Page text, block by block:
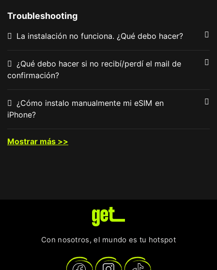
Troubleshooting
La instalación no funciona. ¿Qué debo hacer?
¿Qué debo hacer si no recibí/perdí el mail de
confirmación?
¿Cómo instalo manualmente mi eSIM en
iPhone?
Mostrar más >>
Con nosotros, el mundo es tu hotspot